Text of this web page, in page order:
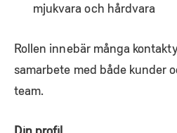
mjukvara och hårdvara
Rollen innebär många
samarbete med både kunder
team.